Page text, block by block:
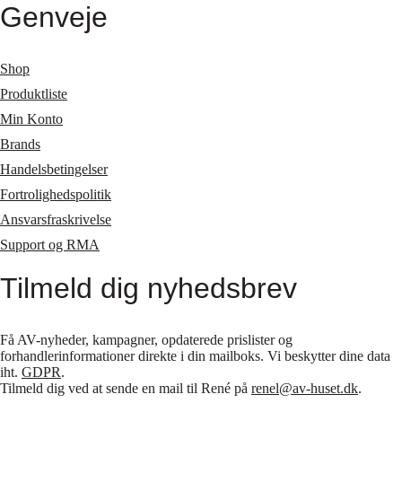
Genveje
Shop
Produktliste
Min Konto
Brands
Handelsbetingelser
Fortrolighedspolitik
Ansvarsfraskrivelse
Support og RMA
Tilmeld dig nyhedsbrev
Få AV-nyheder, kampagner, opdaterede prislister og
forhandlerinformationer direkte i din mailboks. Vi beskytter dine data
iht. GDPR.
Tilmeld dig ved at sende en mail til René på renel@av-huset.dk.